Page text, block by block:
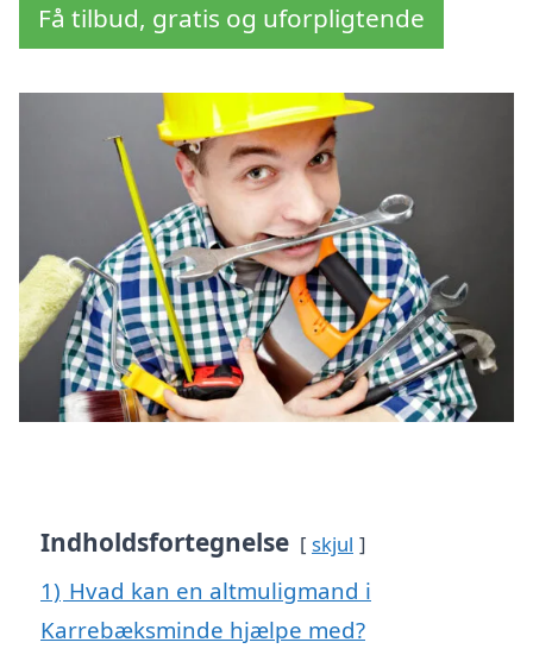
Få tilbud, gratis og uforpligtende
Indholdsfortegnelse skjul
1) Hvad kan en altmuligmand i
Karrebæksminde hjælpe med?